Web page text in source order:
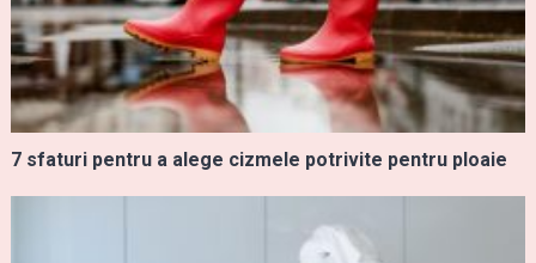
7 sfaturi pentru a alege cizmele potrivite pentru ploaie